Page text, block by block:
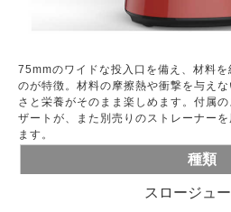
75mmのワイドな投入口を備え、材料
のが特徴。材料の摩擦熱や衝撃を与え
さと栄養がそのまま楽しめます。付属
ザートが、また別売りのストレーナー
ます。
種類
スロージュ